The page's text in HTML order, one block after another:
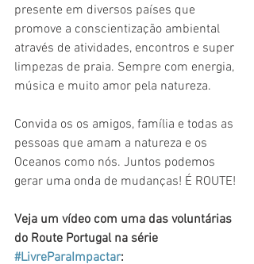
presente em diversos países que
promove a conscientização ambiental
através de atividades, encontros e super
limpezas de praia. Sempre com energia,
música e muito amor pela natureza.
Convida os os amigos, família e todas as
pessoas que amam a natureza e os
Oceanos como nós. Juntos podemos
gerar uma onda de mudanças! É ROUTE!
Veja um vídeo com uma das voluntárias
do Route Portugal na série
#LivreParaImpactar: